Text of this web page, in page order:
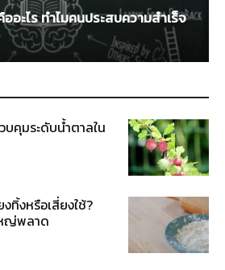
ะไร ทำไมคนประสบความสำเร็จ
คุมระดับน้ำตาลใน
ทิ้งหรือเสี่ยงใช้?
ญ่พลาด